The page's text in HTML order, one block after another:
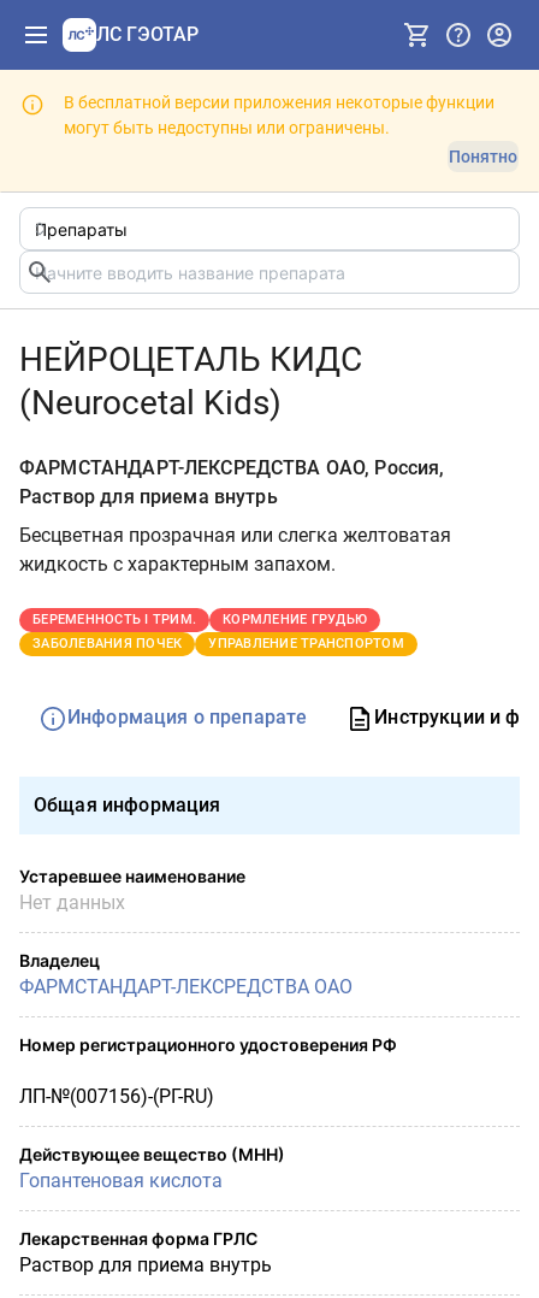
ЛС ГЭОТАР
В бесплатной версии приложения некоторые функции
могут быть недоступны или ограничены.
Понятно
НЕЙРОЦЕТАЛЬ КИДС
(Neurocetal Kids)
ФАРМСТАНДАРТ-ЛЕКСРЕДСТВА ОАО, Россия,
Раствор для приема внутрь
Бесцветная прозрачная или слегка желтоватая
жидкость с характерным запахом.
БЕРЕМЕННОСТЬ I ТРИМ.
КОРМЛЕНИЕ ГРУДЬЮ
ЗАБОЛЕВАНИЯ ПОЧЕК
УПРАВЛЕНИЕ ТРАНСПОРТОМ
Информация о препарате Инструкции и
Общая информация
Устаревшее наименование
Нет данных
Владелец
ФАРМСТАНДАРТ-ЛЕКСРЕДСТВА ОАО
Номер регистрационного удостоверения РФ
ЛП-№(007156)-(РГ-RU)
Действующее вещество (МНН)
Гопантеновая кислота
Лекарственная форма ГРЛС
Раствор для приема внутрь